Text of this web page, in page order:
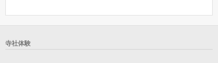
寺社体験